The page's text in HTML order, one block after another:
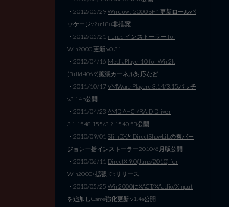
・2012/05/29Windows 2000 SP4 更新ロールパ
ッケージv2(r18)(非推奨)
・2012/05/21 iTunes インストーラー for
Win2000更新 v0.31
・2012/04/16 MediaPlayer10 for Win2k
(Build4069)拡張カーネル対応など
・2011/10/17VMWare Playere 3.14/3.15パッチ
v3.14b公開
・2011/04/23 AMD AHCI/RAID Driver
3.1.1548.155/3.2.1540.53公開
・2010/09/01 SlimDXとDirectShowLibの複バー
ジョン一括インストーラー2010/6月版公開
・2010/06/11 DirectX 9.0(June/2010) for
Win2000+拡張Kitリリース
・2010/05/25 Win2000にXACT/XAudio/XInput
を追加しGame強化更新 v1.4a公開